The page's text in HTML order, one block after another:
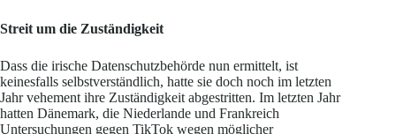
Streit um die Zuständigkeit
Dass die irische Datenschutzbehörde nun ermittelt, ist
keinesfalls selbstverständlich, hatte sie doch noch im letzten
Jahr vehement ihre Zuständigkeit abgestritten. Im letzten Jahr
hatten Dänemark, die Niederlande und Frankreich
Untersuchungen gegen TikTok wegen möglicher